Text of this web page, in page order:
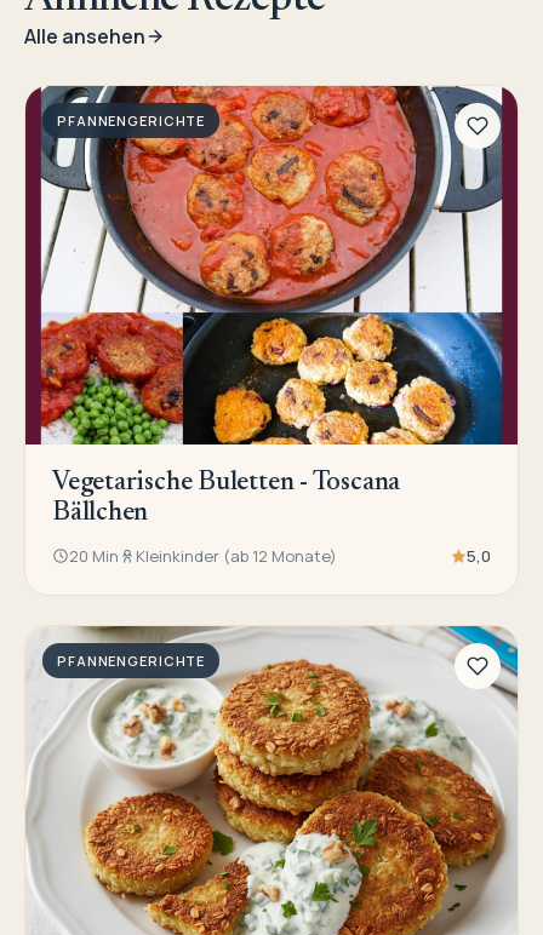
Alle ansehen
PFANNENGERICHTE
Vegetarische Buletten - Toscana
Bällchen
20 Min Kleinkinder (ab 12 Monate) 5,0
PFANNENGERICHTE